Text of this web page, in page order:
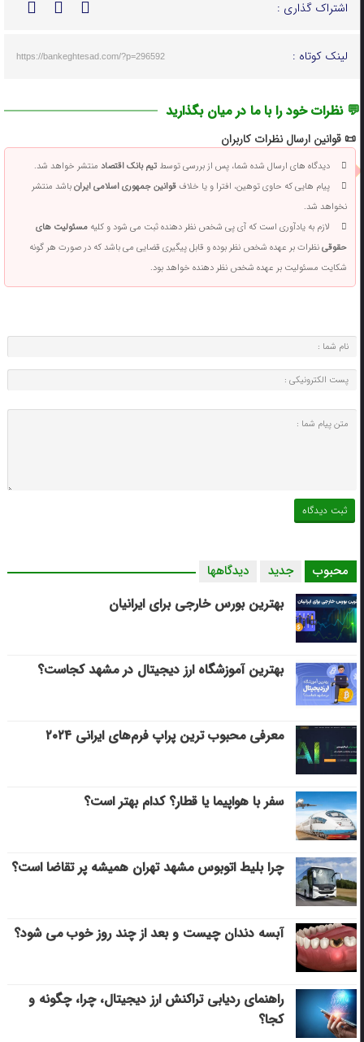
اشتراک گذاری :
لینک کوتاه : https://bankeghtesad.com/?p=296592
💬 نظرات خود را با ما در میان بگذارید
📜 قوانین ارسال نظرات کاربران
دیدگاه های ارسال شده شما، پس از بررسی توسطتیم بانک اقتصادمنتشر خواهد شد.
پیام هایی که حاوی توهین، افترا و یا خلافقوانین جمهوری اسلامی ایرانباشد منتشر
نخواهد شد.
لازم به یادآوری است که آی پی شخص نظر دهنده ثبت می شود و کلیهمسئولیت های
حقوقینظرات بر عهده شخص نظر بوده و قابل پیگیری قضایی می باشد که در صورت هر گونه
شکایت مسئولیت بر عهده شخص نظر دهنده خواهد بود.
محبوب جدید دیدگاهها
بهترین بورس خارجی برای ایرانیان
بهترین آموزشگاه ارز دیجیتال در مشهد کجاست؟
معرفی محبوب ترین پراپ فرم‌های ایرانی ۲۰۲۴
سفر با هواپیما یا قطار؟ کدام بهتر است؟
چرا بلیط اتوبوس مشهد تهران همیشه پر تقاضا است؟
آبسه دندان چیست و بعد از چند روز خوب می‌ شود؟
راهنمای ردیابی تراکنش ارز دیجیتال، چرا، چگونه و
کجا؟